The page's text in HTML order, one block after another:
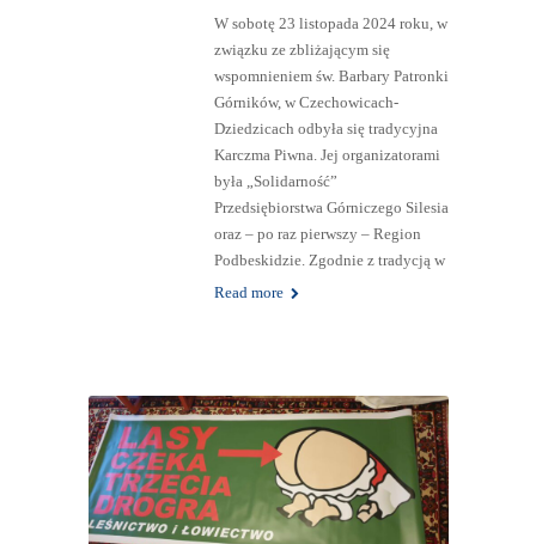
W sobotę 23 listopada 2024 roku, w
związku ze zbliżającym się
wspomnieniem św. Barbary Patronki
Górników, w Czechowicach-
Dziedzicach odbyła się tradycyjna
Karczma Piwna. Jej organizatorami
była „Solidarność”
Przedsiębiorstwa Górniczego Silesia
oraz – po raz pierwszy – Region
Podbeskidzie. Zgodnie z tradycją w
Read more